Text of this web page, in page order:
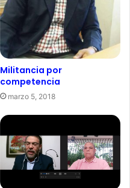
Militancia por
competencia
marzo 5, 2018